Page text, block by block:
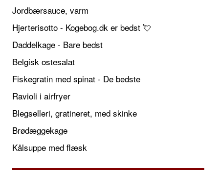
Jordbærsauce, varm
Hjerterisotto - Kogebog.dk er bedst 💘
Daddelkage - Bare bedst
Belgisk ostesalat
Fiskegratin med spinat - De bedste
Ravioli i airfryer
Blegselleri, gratineret, med skinke
Brødæggekage
Kålsuppe med flæsk